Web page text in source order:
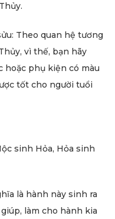
Theo quan hệ tương
vì thế, bạn hãy
hoặc phụ kiện có màu
tốt cho người tuổi
sinh Hỏa, Hỏa sinh
là hành này sinh ra
làm cho hành kia